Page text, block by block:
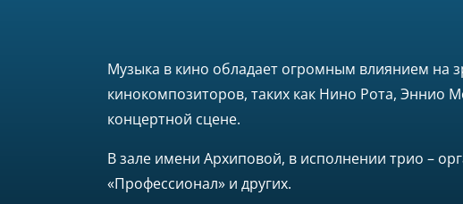
Музыка в кино обладает огромным влиянием на
кинокомпозиторов, таких как Нино Рота, Эннио
концертной сцене.
В зале имени Архиповой, в исполнении трио –
«Профессионал» и других.